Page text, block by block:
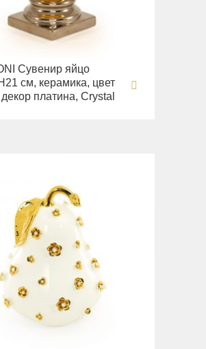
Сувенир яйцо
см, керамика, цвет
платина, Crystal